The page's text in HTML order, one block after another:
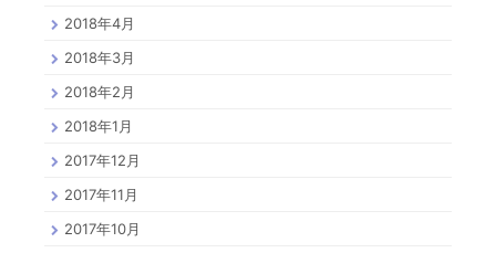
2018年4月
2018年3月
2018年2月
2018年1月
2017年12月
2017年11月
2017年10月